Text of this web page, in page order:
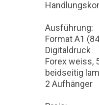
Ausführung:
Format A1
Digitaldruck
Forex weiss,
beidseitig
2 Aufhänger